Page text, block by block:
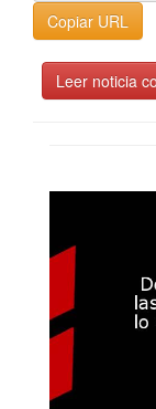
Copiar URL
Leer noticia